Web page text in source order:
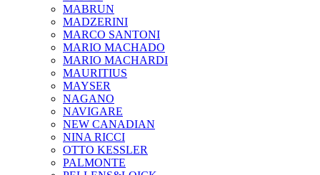
MABRUN
MADZERINI
MARCO SANTONI
MARIO MACHADO
MARIO MACHARDI
MAURITIUS
MAYSER
NAGANO
NAVIGARE
NEW CANADIAN
NINA RICCI
OTTO KESSLER
PALMONTE